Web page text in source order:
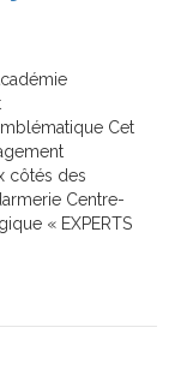
Cet
côtés des
Centre-
« EXPERTS